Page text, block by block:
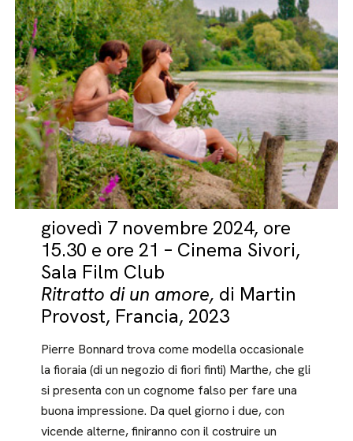
giovedì 7 novembre 2024, ore
15.30 e ore 21 – Cinema Sivori,
Sala Film Club
Ritratto di un amore, di Martin
Provost, Francia, 2023
Pierre Bonnard trova come modella occasionale
la fioraia (di un negozio di fiori finti) Marthe, che gli
si presenta con un cognome falso per fare una
buona impressione. Da quel giorno i due, con
vicende alterne, finiranno con il costruire un